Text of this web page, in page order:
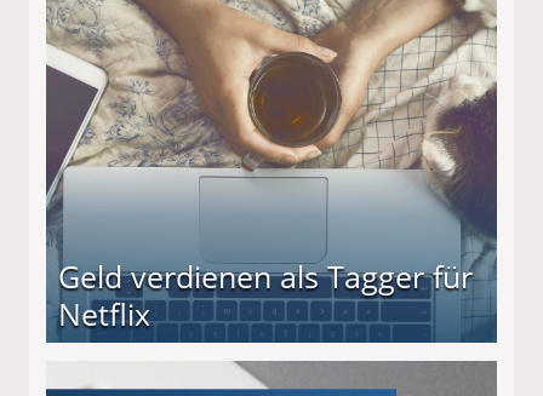
Geld verdienen als Tagger für
Netflix